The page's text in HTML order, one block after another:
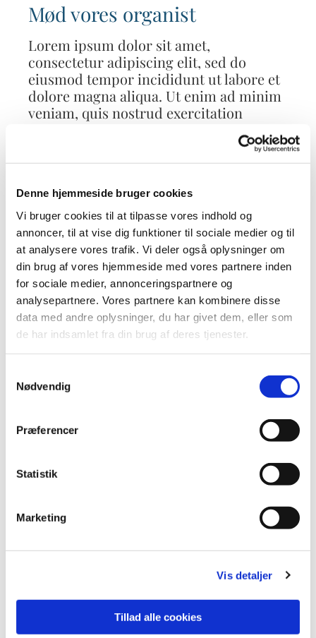
Denne hjemmeside bruger cookies
Vi bruger cookies til at tilpasse vores indhold og
annoncer, til at vise dig funktioner til sociale medier og til
at analysere vores trafik. Vi deler også oplysninger om
din brug af vores hjemmeside med vores partnere inden
for sociale medier, annonceringspartnere og
analysepartnere. Vores partnere kan kombinere disse
data med andre oplysninger, du har givet dem, eller som
de har indsamlet fra din brug af deres tjenester.
Nødvendig
Præferencer
Statistik
Marketing
Vis detaljer
Tillad alle cookies
Mød vores organist
Lorem ipsum dolor sit amet,
consectetur adipiscing elit, sed do
eiusmod tempor incididunt ut labore et
dolore magna aliqua. Ut enim ad minim
veniam, quis nostrud exercitation
ullamco laboris nisi ut aliquip ex ea
Koncerter og
kulturelle
begivenheder